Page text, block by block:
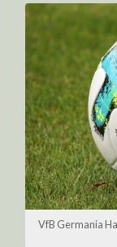
VfB Germania